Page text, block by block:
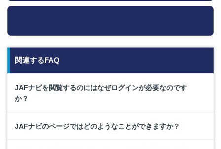
関連するFAQ
JAFナビを閲覧するのにはなぜログインが必要なのです
か？
JAFナビのページではどのようなことができますか？